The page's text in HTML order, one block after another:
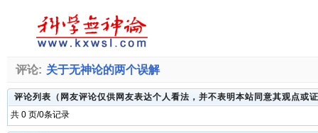
评论: 关于无神论的两个误解
评论列表（网友评论仅供网友表达个人看法，并不表明本站同意其观点或
共 0 页/0条记录